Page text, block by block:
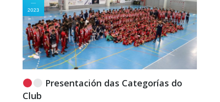
2023
Presentación das Categorías do
Club